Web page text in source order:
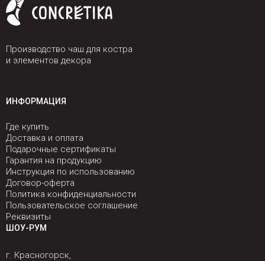
Производство чаш для костра
и элементов декора
ИНФОРМАЦИЯ
Где купить
Доставка и оплата
Подарочные сертификаты
Гарантия на продукцию
Инструкция по использованию
Договор-оферта
Политика конфиденциальности
Пользовательское соглашение
Реквизиты
ШОУ-РУМ
г. Красногорск,